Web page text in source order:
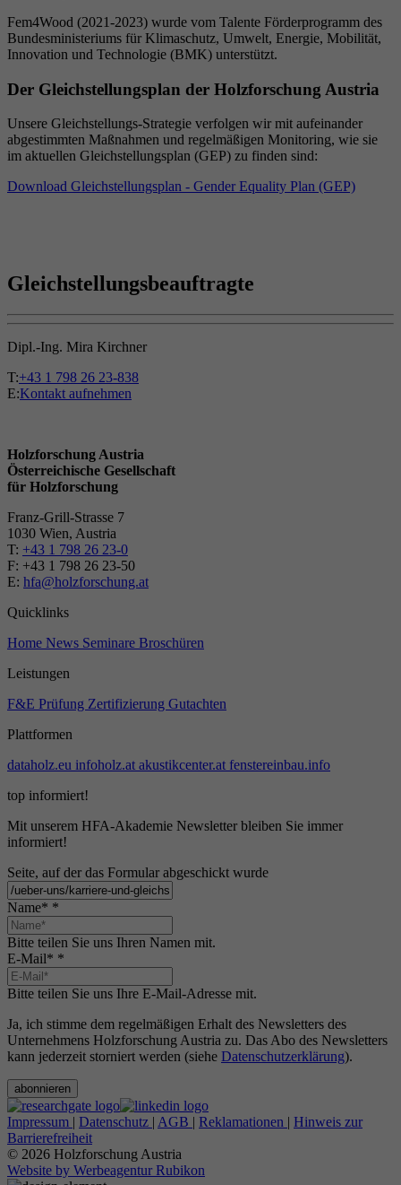
Fem4Wood (2021-2023) wurde vom Talente Förderprogramm des
Bundesministeriums für Klimaschutz, Umwelt, Energie, Mobilität,
Innovation und Technologie (BMK) unterstützt.
Der Gleichstellungsplan der Holzforschung Austria
Unsere Gleichstellungs-Strategie verfolgen wir mit aufeinander
abgestimmten Maßnahmen und regelmäßigen Monitoring, wie sie
im aktuellen Gleichstellungsplan (GEP) zu finden sind:
Download Gleichstellungsplan - Gender Equality Plan (GEP)
Gleichstellungsbeauftragte
Dipl.-Ing. Mira Kirchner
T:+43 1 798 26 23-838
E:Kontakt aufnehmen
Holzforschung Austria
Österreichische Gesellschaft
für Holzforschung
Franz-Grill-Strasse 7
1030 Wien, Austria
T: +43 1 798 26 23-0
​​F: +43 1 798 26 23-50
E: hfa@holzforschung.at
Quicklinks
Home News Seminare Broschüren
Leistungen
F&E Prüfung Zertifizierung Gutachten
Plattformen
dataholz.eu infoholz.at akustikcenter.at fenstereinbau.info
top informiert!
Mit unserem HFA-Akademie Newsletter bleiben Sie immer
informiert!
Seite, auf der das Formular abgeschickt wurde
Name* *
Bitte teilen Sie uns Ihren Namen mit.
E-Mail* *
Bitte teilen Sie uns Ihre E-Mail-Adresse mit.
Ja, ich stimme dem regelmäßigen Erhalt des Newsletters des
Unternehmens Holzforschung Austria zu. Das Abo des Newsletters
kann jederzeit storniert werden (siehe Datenschutzerklärung).
abonnieren
Impressum | Datenschutz | AGB | Reklamationen | Hinweis zur
Barrierefreiheit
© 2026 Holzforschung Austria
Website by Werbeagentur Rubikon